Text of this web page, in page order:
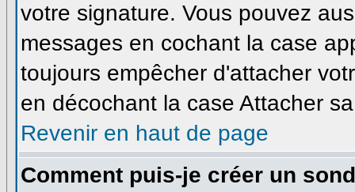
votre signature. Vous pouvez
messages en cochant la case
toujours empêcher d'attacher
en décochant la case Attacher
Revenir en haut de page
Comment puis-je créer un